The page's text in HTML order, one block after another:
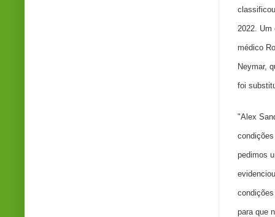
2022. Um
médico
Neymar,
foi
"Alex
pedimos
para que